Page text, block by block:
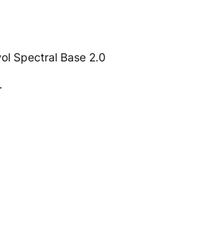
Spectral Base 2.0